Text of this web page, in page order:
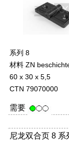
系列 8
材料 ZN
60 x 30 x 5,5
CTN 79070000
需要
尼龙双合页 8 系